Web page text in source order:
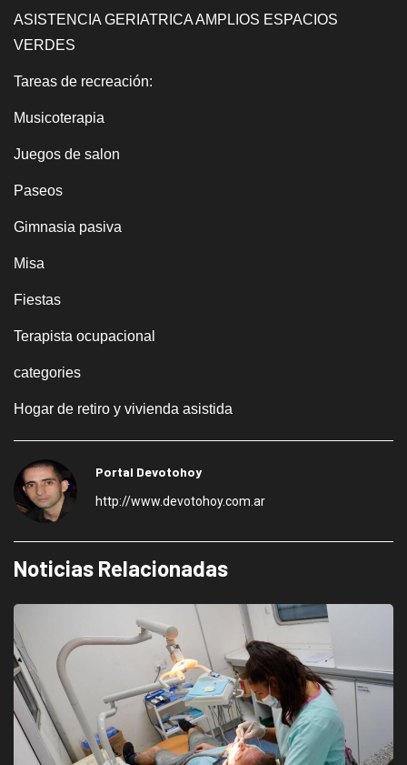
ASISTENCIA GERIATRICA AMPLIOS ESPACIOS
VERDES
Tareas de recreación:
Musicoterapia
Juegos de salon
Paseos
Gimnasia pasiva
Misa
Fiestas
Terapista ocupacional
categories
Hogar de retiro y vivienda asistida
Portal Devotohoy
http://www.devotohoy.com.ar
Noticias Relacionadas